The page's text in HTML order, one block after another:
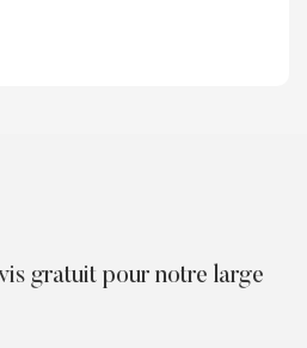
gratuit pour notre large